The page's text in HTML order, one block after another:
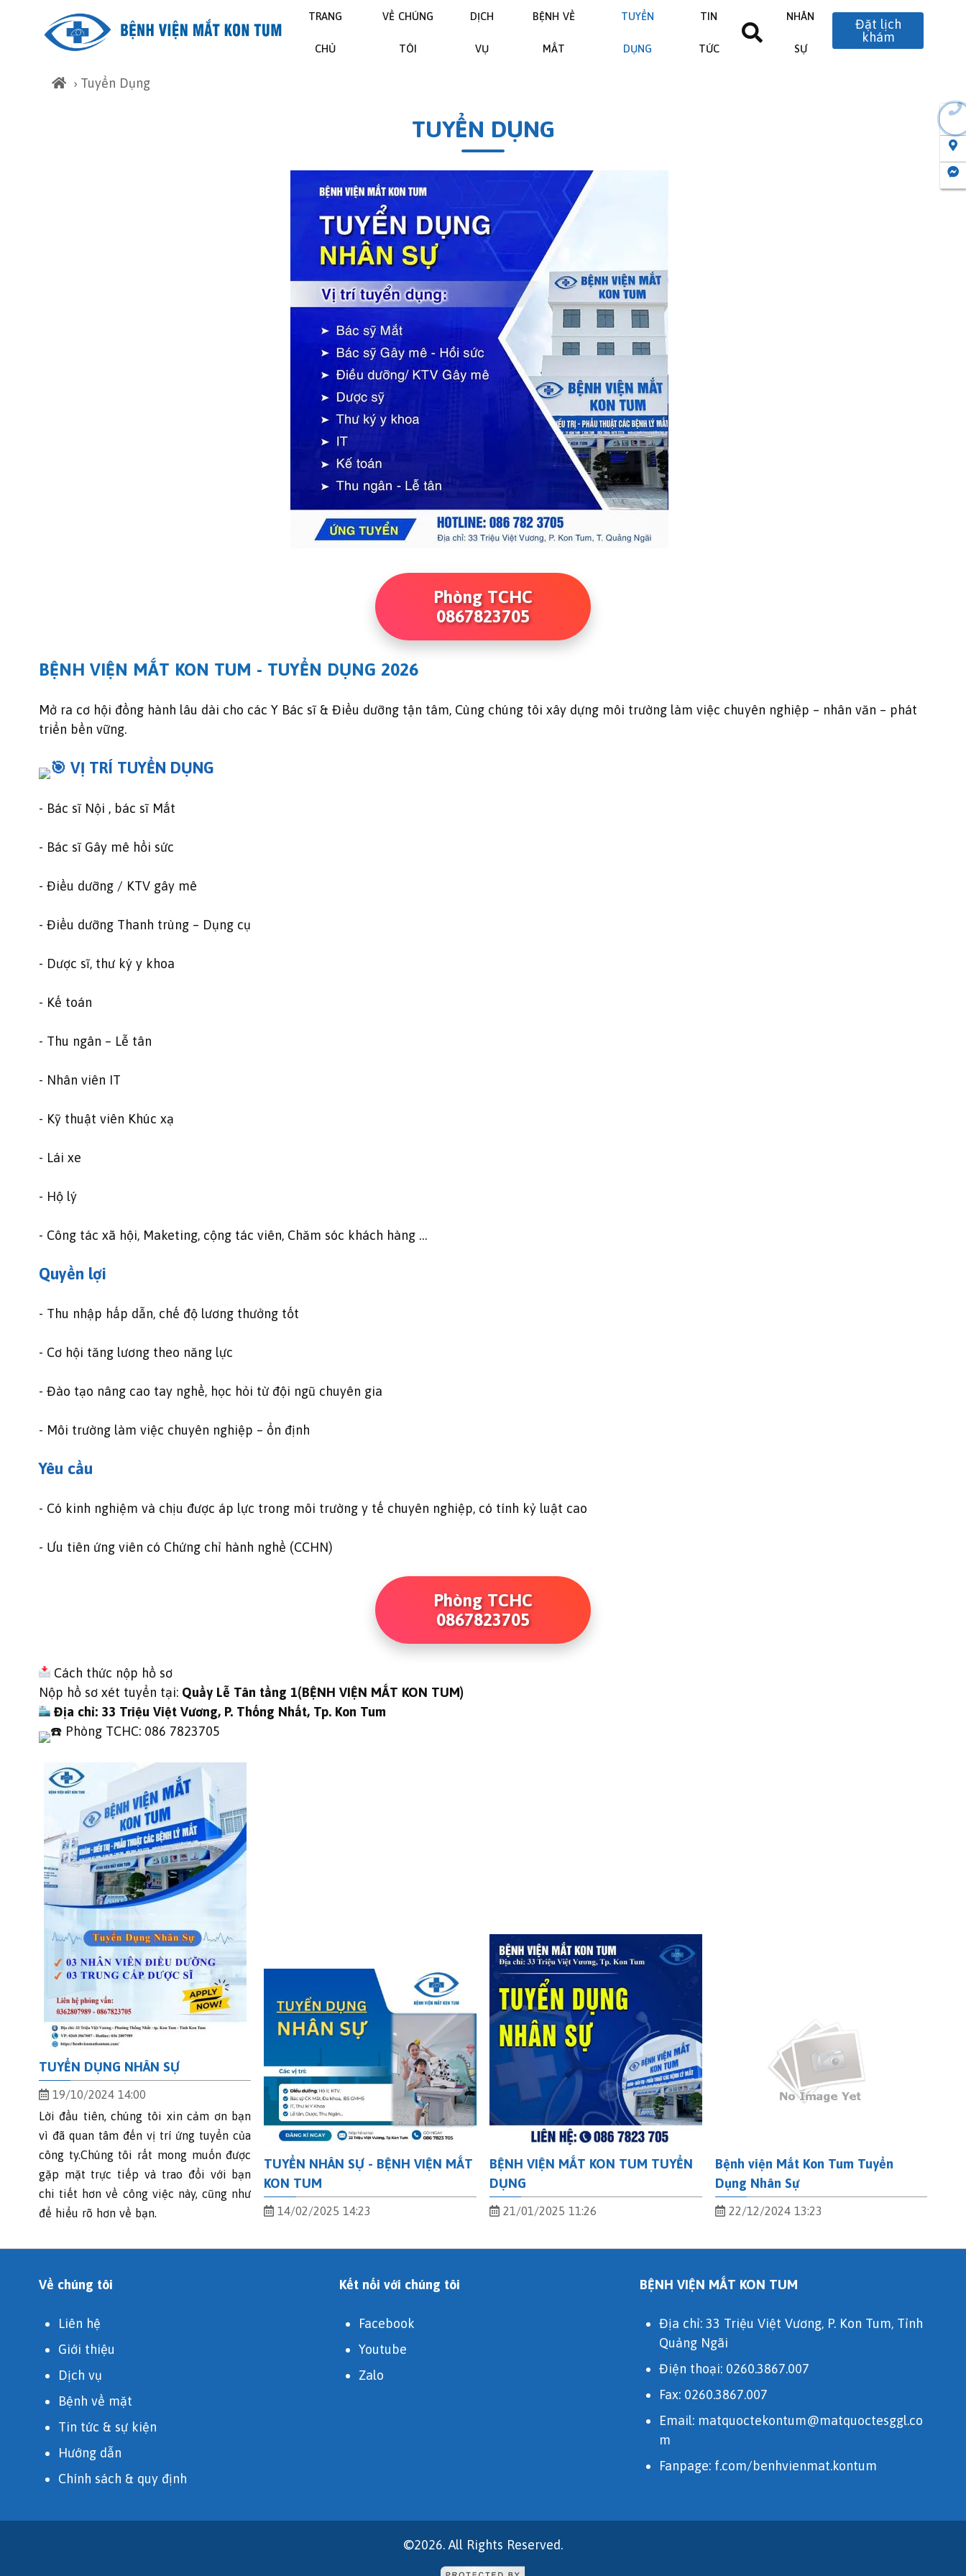
TRANG
CHỦ
VỀ CHÚNG
TÔI
DỊCH
VỤ
BỆNH VỀ
MẮT
TUYỂN
DỤNG
TIN
TỨC
NHÂN
SỰ
Đặt lịch
khám
› Tuyển Dụng
TUYỂN DỤNG
Phòng TCHC
0867823705
BỆNH VIỆN MẮT KON TUM - TUYỂN DỤNG 2026
Mở ra cơ hội đồng hành lâu dài cho các Y Bác sĩ & Điều dưỡng tận tâm, Cùng chúng tôi xây dựng môi trường làm việc chuyên nghiệp – nhân văn – phát
triển bền vững.
VỊ TRÍ TUYỂN DỤNG
- Bác sĩ Nội , bác sĩ Mắt
- Bác sĩ Gây mê hồi sức
- Điều dưỡng / KTV gây mê
- Điều dưỡng Thanh trùng – Dụng cụ
- Dược sĩ, thư ký y khoa
- Kế toán
- Thu ngân – Lễ tân
- Nhân viên IT
- Kỹ thuật viên Khúc xạ
- Lái xe
- Hộ lý
- Công tác xã hội, Maketing, cộng tác viên, Chăm sóc khách hàng …
Quyền lợi
- Thu nhập hấp dẫn, chế độ lương thưởng tốt
- Cơ hội tăng lương theo năng lực
- Đào tạo nâng cao tay nghề, học hỏi từ đội ngũ chuyên gia
- Môi trường làm việc chuyên nghiệp – ổn định
Yêu cầu
- Có kinh nghiệm và chịu được áp lực trong môi trường y tế chuyên nghiệp, có tính kỷ luật cao
- Ưu tiên ứng viên có Chứng chỉ hành nghề (CCHN)
Phòng TCHC
0867823705
Cách thức nộp hồ sơ
Nộp hồ sơ xét tuyển tại: Quầy Lễ Tân tầng 1(BỆNH VIỆN MẮT KON TUM)
Địa chỉ: 33 Triệu Việt Vương, P. Thống Nhất, Tp. Kon Tum
Phòng TCHC: 086 7823705
TUYỂN DỤNG NHÂN SỰ
19/10/2024 14:00
Lời đầu tiên, chúng tôi xin cảm ơn bạn
vì đã quan tâm đến vị trí ứng tuyển của
công ty.Chúng tôi rất mong muốn được
gặp mặt trực tiếp và trao đổi với bạn
chi tiết hơn về công việc này, cũng như
để hiểu rõ hơn về bạn.
TUYỂN NHÂN SỰ - BỆNH VIỆN MẮT
KON TUM
14/02/2025 14:23
BỆNH VIỆN MẮT KON TUM TUYỂN
DỤNG
21/01/2025 11:26
Bệnh viện Mắt Kon Tum Tuyển
Dụng Nhân Sự
22/12/2024 13:23
Về chúng tôi
Liên hệ
Giới thiệu
Dịch vụ
Bệnh về mặt
Tin tức & sự kiện
Hướng dẫn
Chính sách & quy định
Kết nối với chúng tôi
Facebook
Youtube
Zalo
BỆNH VIỆN MẮT KON TUM
Địa chỉ: 33 Triệu Việt Vương, P. Kon Tum, Tỉnh
Quảng Ngãi
Điện thoại: 0260.3867.007
Fax: 0260.3867.007
Email: matquoctekontum@matquoctesggl.co
m
Fanpage: f.com/benhvienmat.kontum
©2026. All Rights Reserved.